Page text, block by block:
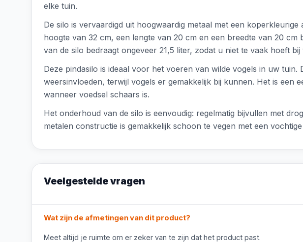
elke tuin.
De silo is vervaardigd uit hoogwaardig metaal met een
hoogte van 32 cm, een lengte van 20 cm en een breedte van 20
van de silo bedraagt ongeveer 21,5 liter, zodat u niet te vaak hoeft
Deze pindasilo is ideaal voor het voeren van wilde vogels in uw
weersinvloeden, terwijl vogels er gemakkelijk bij kunnen. Het is een
wanneer voedsel schaars is.
Het onderhoud van de silo is eenvoudig: regelmatig bijvullen met
metalen constructie is gemakkelijk schoon te vegen met een
Veelgestelde vragen
Wat zijn de afmetingen van dit product?
Meet altijd je ruimte om er zeker van te zijn dat het product past.